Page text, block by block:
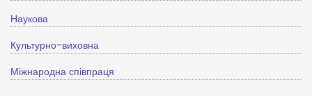
Наукова
Культурно-виховна
Міжнародна співпраця